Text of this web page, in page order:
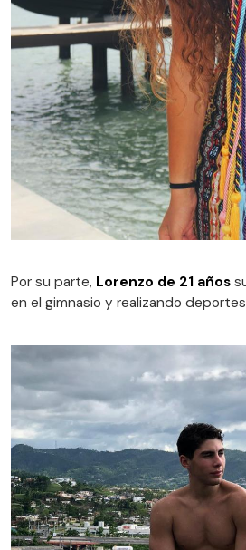
Por su parte, Lorenzo de 21 años
en el gimnasio y realizando